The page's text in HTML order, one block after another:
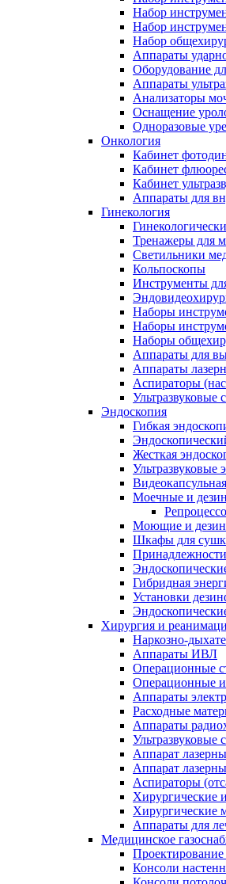
Набор
Набор
Набор
Аппараты
Оборудование
Аппараты
Анализаторы
Оснащение
Одноразовые
Онкология
Кабинет
Кабинет
Кабинет
Аппараты для
Гинекология
Тренажеры для
Светильники
Кольпоскопы
Инструменты
Наборы
Наборы
Наборы
Аппараты для
Аппараты
Аспираторы
Ультразвуковые
Эндоскопия
Гибкая
Жесткая
Ультразвуковые
Моечные и
Моющие и
Шкафы для
Гибридная
Установки
Хирургия и
Наркозно-
Аппараты ИВЛ
Операционные
Операционные и
Аппараты
Расходные
Аппараты
Ультразвуковые
Аппарат
Аппарат
Аспираторы
Хирургические
Хирургические
Аппараты для
Медицинское
Проектирование
Консоли